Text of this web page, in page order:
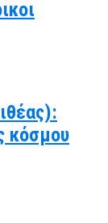
κόσμου